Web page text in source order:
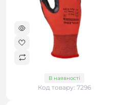
В наявності
Код товару: 7296